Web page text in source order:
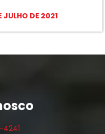
JULHO DE 2021
4241